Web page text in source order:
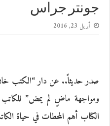
جونتر جراس
أبريل 23, 2016
صدر حديثاً.. عن دار “الكتب
ومواجهة ماضٍ لم يمض”
الكتاب أهم المحطات في حياة